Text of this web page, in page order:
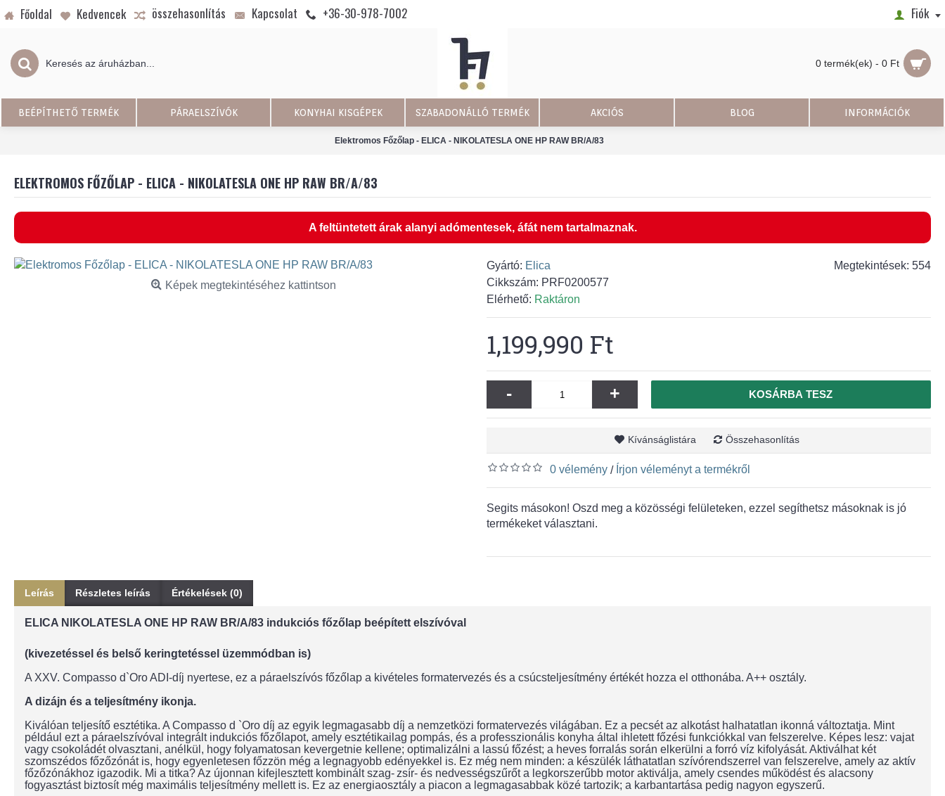
Főoldal Kedvencek összehasonlítás Kapcsolat +36-30-978-7002 Fiók
0 termék(ek) - 0 Ft
BEÉPÍTHETŐ TERMÉK PÁRAELSZÍVÓK KONYHAI KISGÉPEK SZABADONÁLLÓ TERMÉK AKCIÓS BLOG INFORMÁCIÓK
Elektromos Főzőlap - ELICA - NIKOLATESLA ONE HP RAW BR/A/83
ELEKTROMOS FŐZŐLAP - ELICA - NIKOLATESLA ONE HP RAW BR/A/83
A feltüntetett árak alanyi adómentesek, áfát nem tartalmaznak.
Képek megtekintéséhez kattintson
Megtekintések: 554
Gyártó: Elica
Cikkszám: PRF0200577
Elérhető: Raktáron
1,199,990 Ft
- + KOSÁRBA TESZ
Kívánságlistára Összehasonlítás
0 vélemény / Írjon véleményt a termékről
Segits másokon! Oszd meg a közösségi felületeken, ezzel segíthetsz másoknak is jó
termékeket választani.
Leírás Részletes leírás Értékelések (0)
ELICA NIKOLATESLA ONE HP RAW BR/A/83 indukciós főzőlap beépített elszívóval
(kivezetéssel és belső keringtetéssel üzemmódban is)
A XXV. Compasso d`Oro ADI-díj nyertese, ez a páraelszívós főzőlap a kivételes formatervezés és a csúcsteljesítmény értékét hozza el otthonába. A++ osztály.
A dizájn és a teljesítmény ikonja.
Kiválóan teljesítő esztétika. A Compasso d `Oro díj az egyik legmagasabb díj a nemzetközi formatervezés világában. Ez a pecsét az alkotást halhatatlan ikonná változtatja. Mint
például ezt a páraelszívóval integrált indukciós főzőlapot, amely esztétikailag pompás, és a professzionális konyha által ihletett főzési funkciókkal van felszerelve. Képes lesz: vajat
vagy csokoládét olvasztani, anélkül, hogy folyamatosan kevergetnie kellene; optimalizálni a lassú főzést; a heves forralás során elkerülni a forró víz kifolyását. Aktiválhat két
szomszédos főzőzónát is, hogy egyenletesen főzzön még a legnagyobb edényekkel is. Ez még nem minden: a készülék láthatatlan szívórendszerrel van felszerelve, amely az aktív
főzőzónákhoz igazodik. Mi a titka? Az újonnan kifejlesztett kombinált szag- zsír- és nedvességszűrőt a legkorszerűbb motor aktiválja, amely csendes működést és alacsony
fogyasztást biztosít még maximális teljesítmény mellett is. Ez az energiaosztály a piacon a legmagasabbak közé tartozik; a karbantartása pedig nagyon egyszerű.